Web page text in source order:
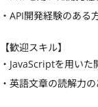
・API開発経験のある
【歓迎スキル】
・JavaScriptを用い
・英語文章の読解力